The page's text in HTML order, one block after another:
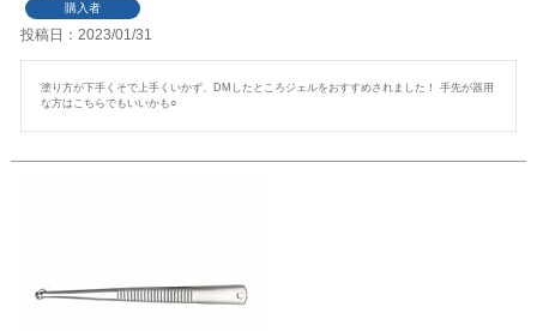
購入者
投稿日 2023/01/31
塗り方が下手くそで上手くいかず、DMしたところジェルをおすすめされました！ 手先が器用
な方はこちらでもいいかも○